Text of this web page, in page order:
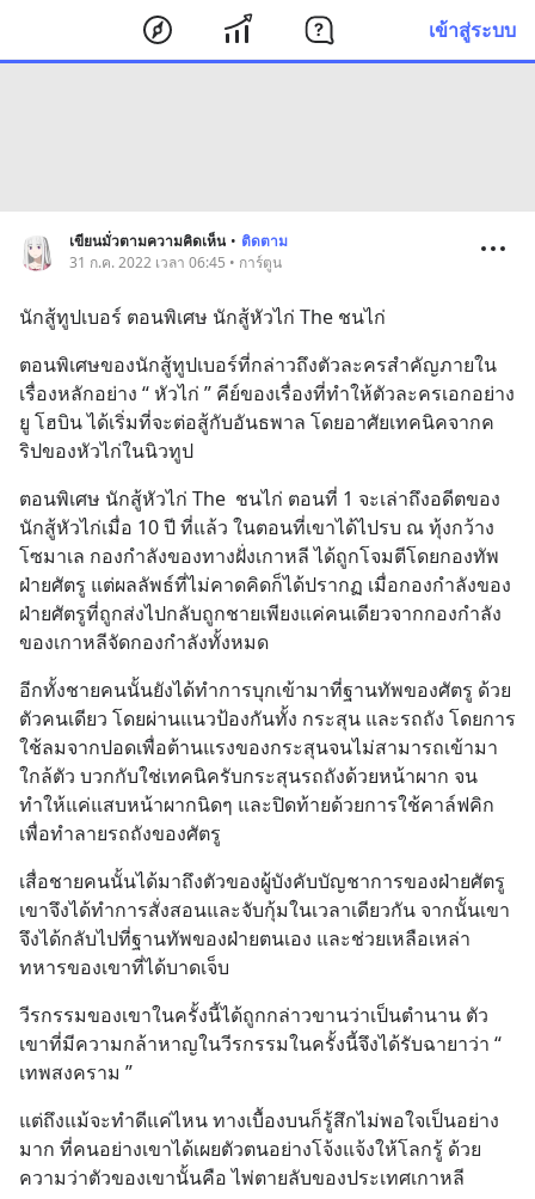
เข้าสู่ระบบ
เขียนมั่วตามความคิดเห็น • ติดตาม
31 ก.ค. 2022 เวลา 06:45 • การ์ตูน
นักสู้ทูปเบอร์ ตอนพิเศษ นักสู้หัวไก่ The ชนไก่
ตอนพิเศษของนักสู้ทูปเบอร์ที่กล่าวถึงตัวละครสำคัญภายใน
เรื่องหลักอย่าง “ หัวไก่ ” คีย์ของเรื่องที่ทำให้ตัวละครเอกอย่าง
ยู โฮบิน ได้เริ่มที่จะต่อสู้กับอันธพาล โดยอาศัยเทคนิคจากค
ริปของหัวไก่ในนิวทูป
ตอนพิเศษ นักสู้หัวไก่ The  ชนไก่ ตอนที่ 1 จะเล่าถึงอดีตของ
นักสู้หัวไก่เมื่อ 10 ปี ที่แล้ว ในตอนที่เขาได้ไปรบ ณ ทุ้งกว้าง
โซมาเล กองกำลังของทางฝั่งเกาหลี ได้ถูกโจมตีโดยกองทัพ
ฝ่ายศัตรู แต่ผลลัพธ์ที่ไม่คาดคิดก็ได้ปรากฏ เมื่อกองกำลังของ
ฝ่ายศัตรูที่ถูกส่งไปกลับถูกชายเพียงแค่คนเดียวจากกองกำลัง
ของเกาหลีจัดกองกำลังทั้งหมด
อีกทั้งชายคนนั้นยังได้ทำการบุกเข้ามาที่ฐานทัพของศัตรู ด้วย
ตัวคนเดียว โดยผ่านแนวป้องกันทั้ง กระสุน และรถถัง โดยการ
ใช้ลมจากปอดเพื่อต้านแรงของกระสุนจนไม่สามารถเข้ามา
ใกล้ตัว บวกกับใช่เทคนิครับกระสุนรถถังด้วยหน้าผาก จน
ทำให้แค่แสบหน้าผากนิดๆ และปิดท้ายด้วยการใช้คาล์ฟคิก
เพื่อทำลายรถถังของศัตรู
เสื่อชายคนนั้นได้มาถึงตัวของผู้บังคับบัญชาการของฝ่ายศัตรู
เขาจึงได้ทำการสั่งสอนและจับกุ้มในเวลาเดียวกัน จากนั้นเขา
จึงได้กลับไปที่ฐานทัพของฝ่ายตนเอง และช่วยเหลือเหล่า
ทหารของเขาที่ได้บาดเจ็บ
วีรกรรมของเขาในครั้งนี้ได้ถูกกล่าวขานว่าเป็นตำนาน ตัว
เขาที่มีความกล้าหาญในวีรกรรมในครั้งนี้จึงได้รับฉายาว่า “
เทพสงคราม ”
แต่ถึงแม้จะทำดีแค่ไหน ทางเบื้องบนก็รู้สึกไม่พอใจเป็นอย่าง
มาก ที่คนอย่างเขาได้เผยตัวตนอย่างโจ้งแจ้งให้โลกรู้ ด้วย
ความว่าตัวของเขานั้นคือ ไพ่ตายลับของประเทศเกาหลี